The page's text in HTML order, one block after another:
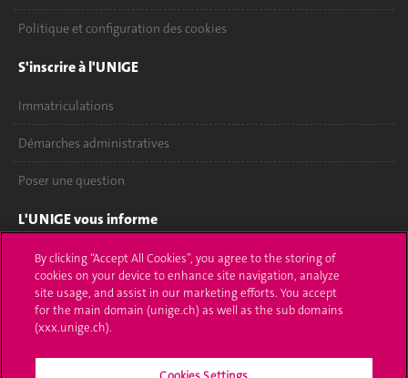
Politique et configuration des cookies
S'inscrire à l'UNIGE
Immatriculations
Démarches administratives
Poser une question
L'UNIGE vous informe
UNIGE Mobile
Médias
Offres d'emploi
By clicking “Accept All Cookies”, you agree to the storing of
cookies on your device to enhance site navigation, analyze
site usage, and assist in our marketing efforts. You accept
for the main domain (unige.ch) as well as the sub domains
(xxx.unige.ch).